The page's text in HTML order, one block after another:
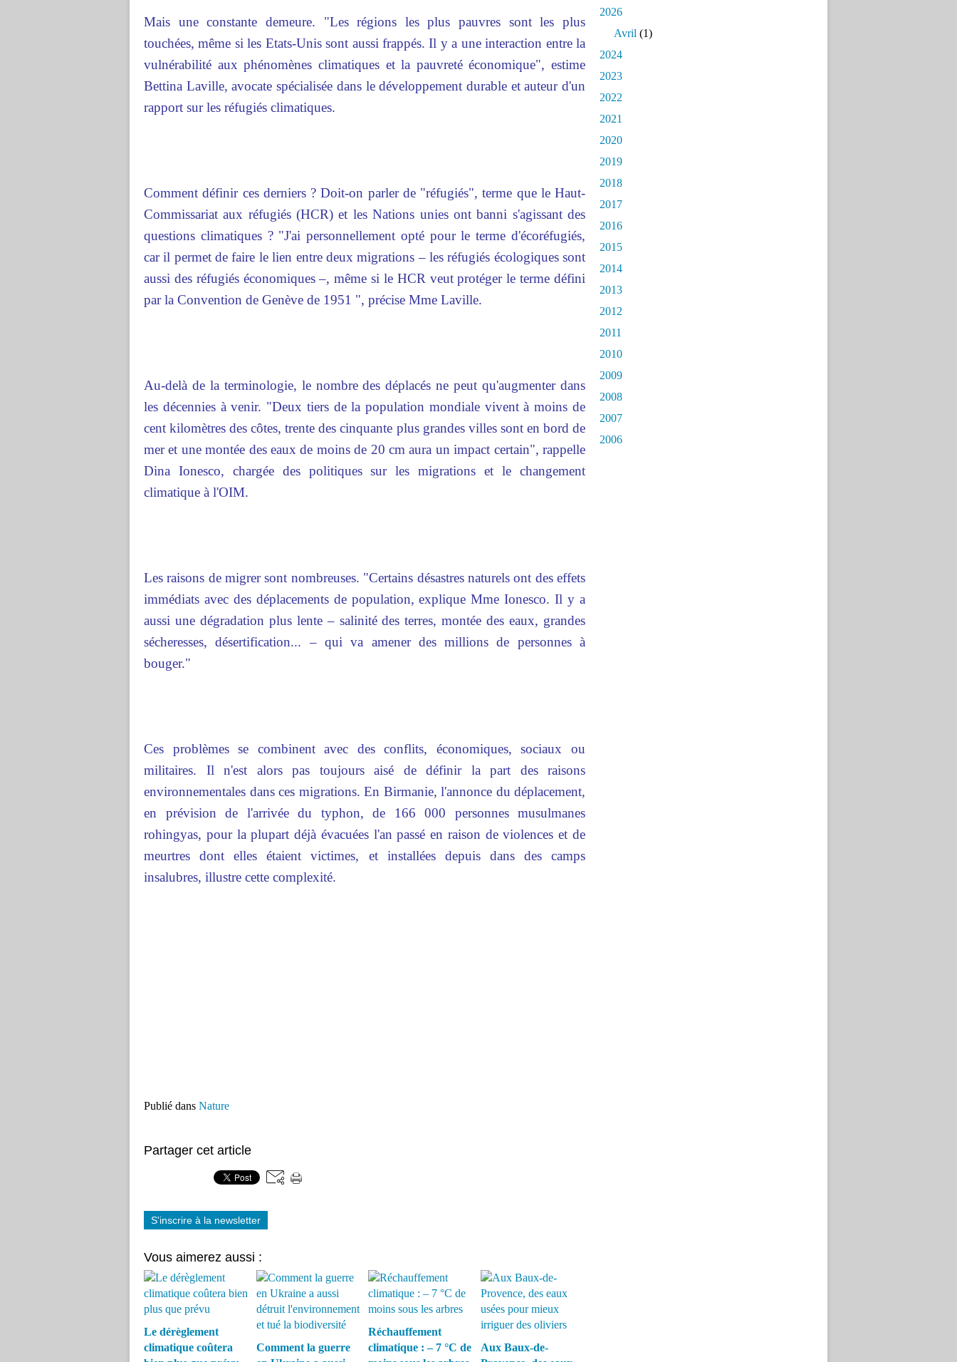
Mais une constante demeure. "Les régions les plus pauvres sont les plus
touchées, même si les Etats-Unis sont aussi frappés. Il y a une interaction entre la
vulnérabilité aux phénomènes climatiques et la pauvreté économique", estime
Bettina Laville, avocate spécialisée dans le développement durable et auteur d'un
rapport sur les réfugiés climatiques.
Comment définir ces derniers ? Doit-on parler de "réfugiés", terme que le Haut-
Commissariat aux réfugiés (HCR) et les Nations unies ont banni s'agissant des
questions climatiques ? "J'ai personnellement opté pour le terme d'écoréfugiés,
car il permet de faire le lien entre deux migrations – les réfugiés écologiques sont
aussi des réfugiés économiques –, même si le HCR veut protéger le terme défini
par la Convention de Genève de 1951 ", précise Mme Laville.
Au-delà de la terminologie, le nombre des déplacés ne peut qu'augmenter dans
les décennies à venir. "Deux tiers de la population mondiale vivent à moins de
cent kilomètres des côtes, trente des cinquante plus grandes villes sont en bord de
mer et une montée des eaux de moins de 20 cm aura un impact certain", rappelle
Dina Ionesco, chargée des politiques sur les migrations et le changement
climatique à l'OIM.
Les raisons de migrer sont nombreuses. "Certains désastres naturels ont des effets
immédiats avec des déplacements de population, explique Mme Ionesco. Il y a
aussi une dégradation plus lente – salinité des terres, montée des eaux, grandes
sécheresses, désertification... – qui va amener des millions de personnes à
bouger."
Ces problèmes se combinent avec des conflits, économiques, sociaux ou
militaires. Il n'est alors pas toujours aisé de définir la part des raisons
environnementales dans ces migrations. En Birmanie, l'annonce du déplacement,
en prévision de l'arrivée du typhon, de 166 000 personnes musulmanes
rohingyas, pour la plupart déjà évacuées l'an passé en raison de violences et de
meurtres dont elles étaient victimes, et installées depuis dans des camps
insalubres, illustre cette complexité.
Publié dans Nature
Partager cet article
S'inscrire à la newsletter
Vous aimerez aussi :
Le dérèglement
climatique coûtera
Comment la guerre
Réchauffement
climatique : – 7 °C de
Aux Baux-de-
2026
Avril (1)
2024
2023
2022
2021
2020
2019
2018
2017
2016
2015
2014
2013
2012
2011
2010
2009
2008
2007
2006